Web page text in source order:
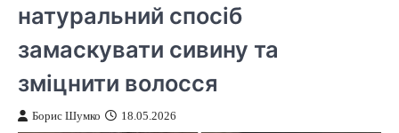
натуральний спосіб
замаскувати сивину та
зміцнити волосся
Борис Шумко 18.05.2026